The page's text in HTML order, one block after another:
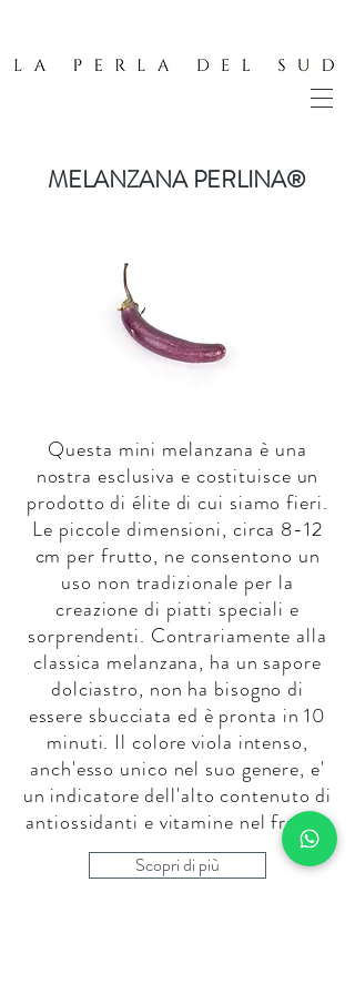
MELANZANA PERLINA®
Questa mini melanzana è una
nostra esclusiva e costituisce un
prodotto di élite di cui siamo fieri.
Le piccole dimensioni, circa 8-12
cm per frutto, ne consentono un
uso non tradizionale per la
creazione di piatti speciali e
sorprendenti. Contrariamente alla
classica melanzana, ha un sapore
dolciastro, non ha bisogno di
essere sbucciata ed è pronta in 10
minuti. Il colore viola intenso,
anch'esso unico nel suo genere, e'
un indicatore dell'alto contenuto di
antiossidanti e vitamine nel frutto.
Scopri di più